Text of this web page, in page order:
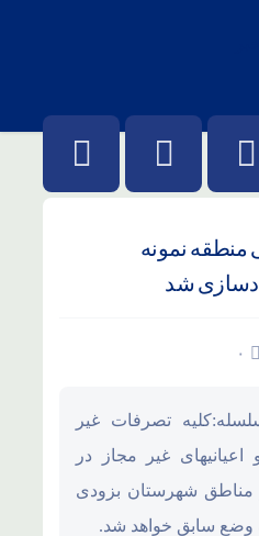
منطقه نمونه
شد
۰
تصرفات غیر
اعیانیهای غیر مجاز در
مناطق شهرستان بزودی
وضع سابق خواهد شد.